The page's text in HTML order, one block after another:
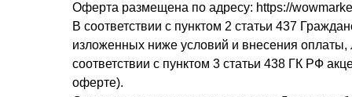
Оферта размещена по адресу: https://
В соответствии с пунктом 2 статьи 437
изложенных ниже условий и внесения
соответствии с пунктом 3 статьи 438 ГК РФ
оферте).